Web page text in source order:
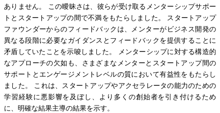
ありません。 この曖昧さは、彼らが受け取るメンターシップサポー
トとスタートアップの間で不満をもたらしました。 スタートアップ
ファウンダーからのフィードバックは、メンターがビジネス開発の
異なる段階に必要なガイダンスとフィードバックを提供することに
矛盾していたことを示唆しました。 メンターシップに対する構造的
なアプローチの欠如も、さまざまなメンターとスタートアップ間の
サポートとエンゲージメントレベルの質において有益性をもたらし
ました。 これは、スタートアップやアクセラレータの能力のための
学習経験に悪影響を及ぼし、より多くの創始者を引き付けるため
に、明確な結果主導の結果を示す。